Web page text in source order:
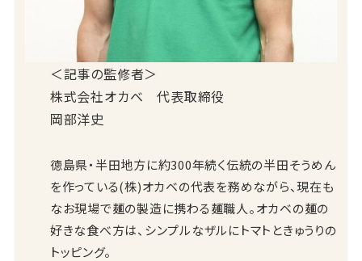
＜記事の監修者＞
株式会社オカベ 代表取締役
岡部洋史
徳島県・半田地方に約300年続く伝統の半田そうめん
を作っている(株)オカベの代表を務めながら、現在も
なお現場で麺の製造に携わる麺職人。オカベの麺の
好きな食べ方は、シンプルなザルにトマトときゅうりの
トッピング。